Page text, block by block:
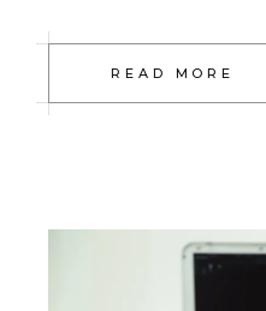
READ MORE